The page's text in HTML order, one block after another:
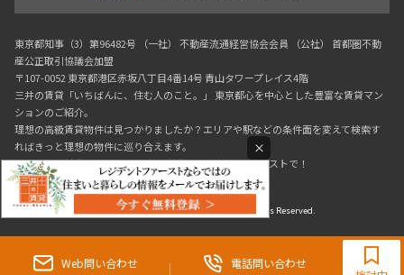
Web問い合わせ 電話問い合わせ
0120-321-719
9:30~18:00（水曜定休）
東京都知事（3）第96482号 （一社） 不動産流通経営協会会員 （公社） 首都圏不動
産公正取引協議会加盟
〒107-0052 東京都港区赤坂八丁目4番14号 青山タワープレイス4階
三井の賃貸「いちばんに、住む人のこと。」 東京都心を中心とした豊富な賃貸マン
ションのご紹介。
理想の高級賃貸物件は見つかりましたか？エリアや駅などの条件面を変えて検索す
ればきっと理想の物件に巡り合えます。
都心の高級賃貸物件探しは[三井の賃貸]レジデントファーストで！
Copyright © RESIDENT FIRST Co.,Ltd. All Rights Reserved.
×